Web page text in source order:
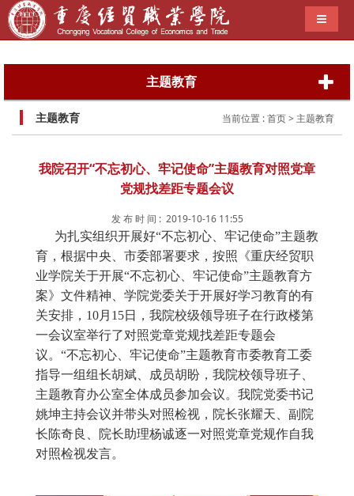
导航切
主题教育
主题教育 当前位置 :首页> 主题教育
我院召开“不忘初心、牢记使命”主题教育对照党章
党规找差距专题会议
发 布 时 间 : 2019-10-16 11:55
为扎实组织开展好“不忘初心、牢记使命”主题教
育，根据中央、市委部署要求，按照《重庆经贸职
业学院关于开展“不忘初心、牢记使命”主题教育方
案》文件精神、学院党委关于开展好学习教育的有
关安排，10月15日，我院校级领导班子在行政楼第
一会议室举行了对照党章党规找差距专题会
议。“不忘初心、牢记使命”主题教育市委教育工委
指导一组组长胡斌、成员胡盼，我院校领导班子、
主题教育办公室全体成员参加会议。我院党委书记
姚坤主持会议并带头对照检视，院长张耀天、副院
长陈奇良、院长助理杨诚逐一对照党章党规作自我
对照检视发言。